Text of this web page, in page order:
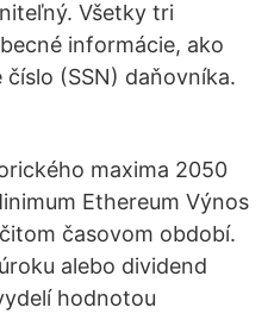
Všetky tri
informácie, ako
(SSN) daňovníka.
maxima 2050
Ethereum Výnos
časovom období.
alebo dividend
hodnotou